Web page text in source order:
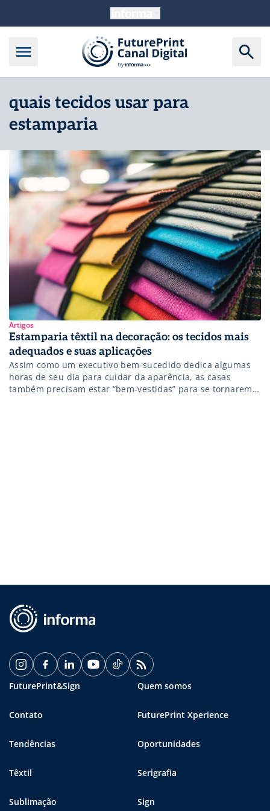
quais tecidos usar para
estamparia
Artigos
Estamparia têxtil na decoração: os tecidos mais
adequados e suas aplicações
Assim como um executivo bem-sucedido dedica algumas
horas de seu dia para cuidar da aparência, as casas
também precisam estar “bem-vestidas” para se tornarem
FuturePrint&Sign Quem somos
Contato FuturePrint Xperience
Tendências Oportunidades
Têxtil Serigrafia
Sublimação Sign